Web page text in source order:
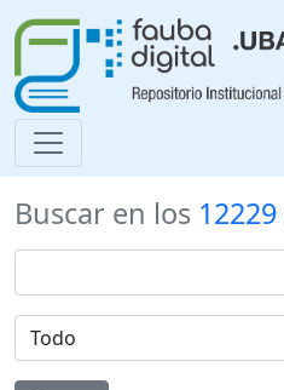
Buscar en los 12229